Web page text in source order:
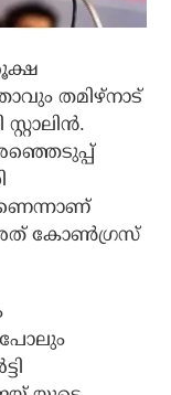
തമിഴ്‌നാട്
അത് കോണ്‍ഗ്രസ്
പോലും